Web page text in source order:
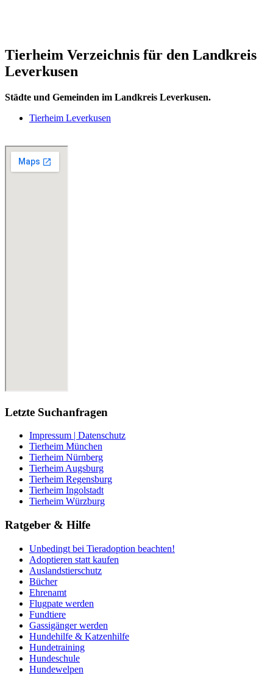
Tierheim Verzeichnis für den Landkreis
Leverkusen
Städte und Gemeinden im Landkreis Leverkusen.
Tierheim Leverkusen
Letzte Suchanfragen
Impressum | Datenschutz
Tierheim München
Tierheim Nürnberg
Tierheim Augsburg
Tierheim Regensburg
Tierheim Ingolstadt
Tierheim Würzburg
Ratgeber & Hilfe
Unbedingt bei Tieradoption beachten!
Adoptieren statt kaufen
Auslandstierschutz
Bücher
Ehrenamt
Flugpate werden
Fundtiere
Gassigänger werden
Hundehilfe & Katzenhilfe
Hundetraining
Hundeschule
Hundewelpen